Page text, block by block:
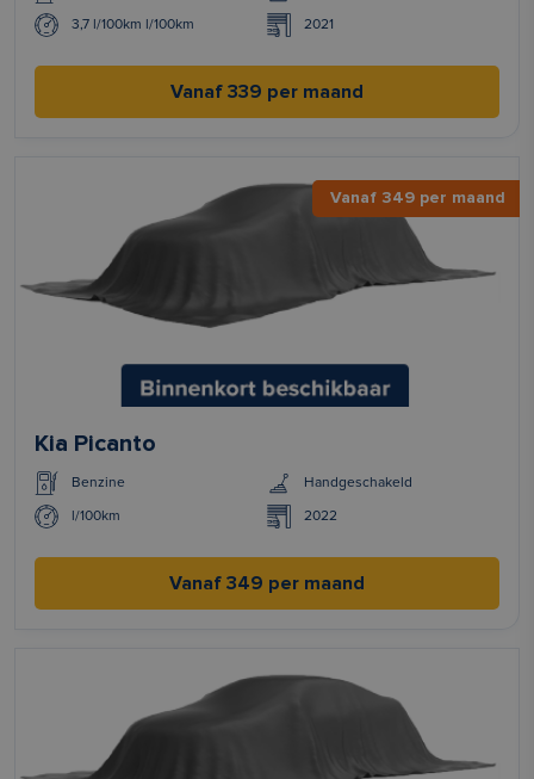
3,7 l/100km l/100km 2021
Vanaf 339 per maand
Vanaf 349 per maand
Kia Picanto
Benzine Handgeschakeld
l/100km 2022
Vanaf 349 per maand